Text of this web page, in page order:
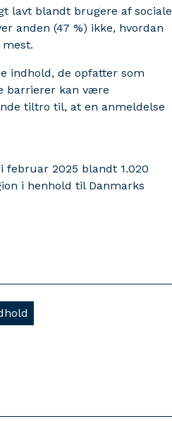
lavt blandt brugere af sociale
anden (47 %) ikke, hvordan
indhold, de opfatter som
barrierer kan være
tiltro til, at en anmeldelse
februar 2025 blandt 1.020
i henhold til Danmarks